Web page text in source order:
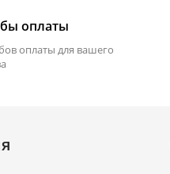
оплаты
оплаты для вашего